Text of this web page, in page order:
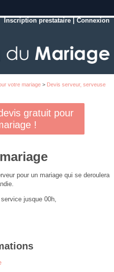
Inscription prestataire |Connexion
votre mariage> Devis serveur, serveuse
gratuit pour
!
pour un mariage qui se deroulera
jusque 00h,